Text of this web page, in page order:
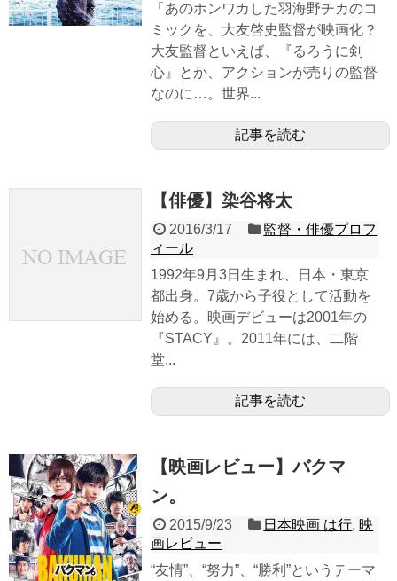
「あのホンワカした羽海野チカのコ
ミックを、大友啓史監督が映画化？
大友監督といえば、『るろうに剣
心』とか、アクションが売りの監督
なのに…。世界...
記事を読む
【俳優】染谷将太
2016/3/17
監督・俳優プロフ
ィール
1992年9月3日生まれ、日本・東京
都出身。7歳から子役として活動を
始める。映画デビューは2001年の
『STACY』。2011年には、二階
堂...
記事を読む
【映画レビュー】バクマ
ン。
2015/9/23 日本映画 は行, 映
画レビュー
“友情”、“努力”、“勝利”というテーマ